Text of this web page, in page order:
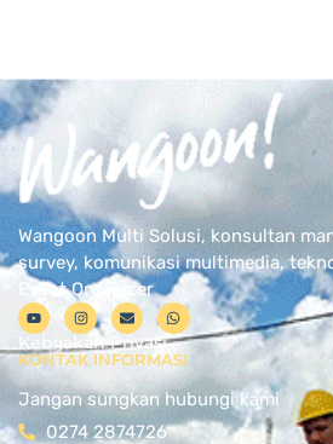
Wangoon Multi Solusi, konsultan
survey, komunikasi multimedia,
Event Organizer
Kebijakan Privasi
KONTAK INFORMASI
Jangan sungkan hubungi kami
0274 2874726